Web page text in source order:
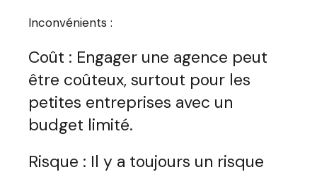
Inconvénients :
Coût : Engager une agence peut
être coûteux, surtout pour les
petites entreprises avec un
budget limité.
Risque : Il y a toujours un risque